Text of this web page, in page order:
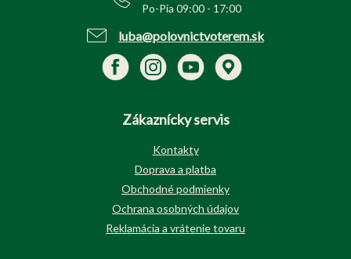
Po-Pia 09:00 - 17:00
luba@polovnictvoterem.sk
Zákaznícky servis
Kontakty
Doprava a platba
Obchodné podmienky
Ochrana osobných údajov
Reklamácia a vrátenie tovaru